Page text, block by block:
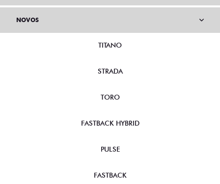
NOVOS
TITANO
STRADA
TORO
FASTBACK HYBRID
PULSE
FASTBACK